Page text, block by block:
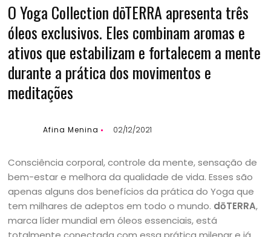
O Yoga Collection dōTERRA apresenta três
óleos exclusivos. Eles combinam aromas e
ativos que estabilizam e fortalecem a mente
durante a prática dos movimentos e
meditações
Afina Menina 02/12/2021
Consciência corporal, controle da mente, sensação de
bem-estar e melhora da qualidade de vida. Esses são
apenas alguns dos benefícios da prática do Yoga que
tem milhares de adeptos em todo o mundo. dōTERRA,
marca líder mundial em óleos essenciais, está